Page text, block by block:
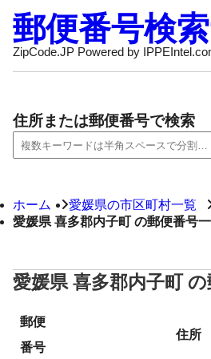
郵便番号検
ZipCode.JP Powered by
住所または郵便番号で検索
ホーム
愛媛県の市区町村一覧
愛媛県 喜多郡内子町 の郵便番号
愛媛県 喜多郡内子町
郵便
番号
住所